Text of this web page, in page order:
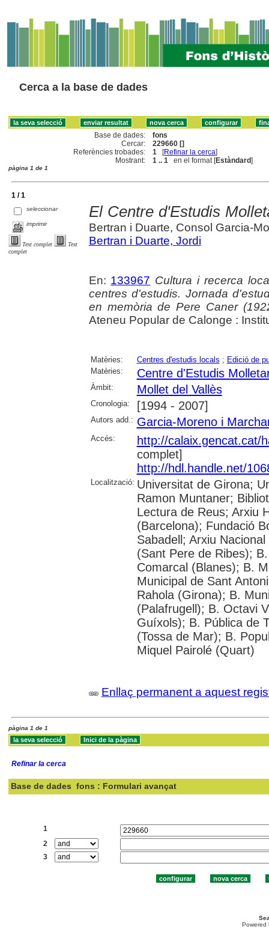
Cerca a la base de dades
Base de dades:
fons
Cercar:
229660 []
Referències trobades:
1 [Refinar la cerca]
Mostrant:
1 .. 1 en el format [Estàndard]
pàgina 1 de 1
1 / 1
seleccionar
imprimir
Text complet
Text
complet
El Centre d'Estudis
Bertran i Duarte, Consol Garcia-
Bertran i Duarte, Jordi
En: 133967 Cultura i recerca
centres d'estudis. Jornada
en memòria de Pere Caner
Ateneu Popular de Calonge :
Matèries: Centres d'estudis locals ; Edició de
Matèries:
Centre d'Estudis
Àmbit: Mollet del Vallès
Cronologia: [1994 - 2007]
Autors add.: Garcia-Moreno i
Accés:
http://calaix.gencat.cat/
complet]
http://hdl.handle.net/
Localització: Universitat de Girona;
Ramon Muntaner;
Lectura de Reus; Arxiu
(Barcelona); Fundació
Sabadell; Arxiu
(Sant Pere de Ribes);
Comarcal (Blanes); B.
Municipal de Sant
Rahola (Girona); B.
(Palafrugell); B. Octavi
Guíxols); B. Pública de
(Tossa de Mar); B.
Miquel Pairolé (Quart)
Enllaç permanent a aquest
pàgina 1 de 1
Refinar la cerca
Base de dades fons : Formulari avançat
1
2
3